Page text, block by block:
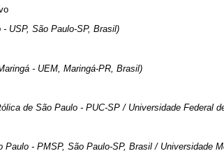
USP, São Paulo-SP, Brasil)
- UEM, Maringá-PR, Brasil)
de São Paulo - PUC-SP / Universidade Federal
Paulo - PMSP, São Paulo-SP, Brasil / Universidade